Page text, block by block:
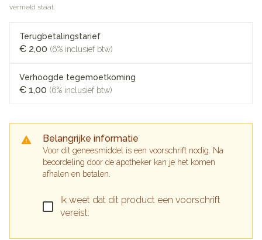
vermeld staat.
Terugbetalingstarief
€ 2,00 (6% inclusief btw)
Verhoogde tegemoetkoming
€ 1,00 (6% inclusief btw)
Belangrijke informatie
Voor dit geneesmiddel is een voorschrift nodig. Na
beoordeling door de apotheker kan je het komen
afhalen en betalen.
Ik weet dat dit product een voorschrift
vereist.